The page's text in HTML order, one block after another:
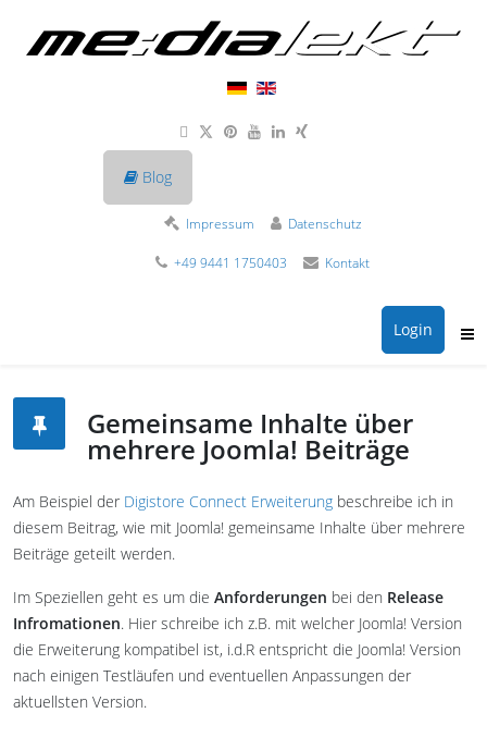
Blog
Impressum Datenschutz
+49 9441 1750403 Kontakt
Login
Gemeinsame Inhalte über
mehrere Joomla! Beiträge
Am Beispiel der Digistore Connect Erweiterung beschreibe ich in
diesem Beitrag, wie mit Joomla! gemeinsame Inhalte über mehrere
Beiträge geteilt werden.
Im Speziellen geht es um die Anforderungen bei den Release
Infromationen. Hier schreibe ich z.B. mit welcher Joomla! Version
die Erweiterung kompatibel ist, i.d.R entspricht die Joomla! Version
nach einigen Testläufen und eventuellen Anpassungen der
aktuellsten Version.